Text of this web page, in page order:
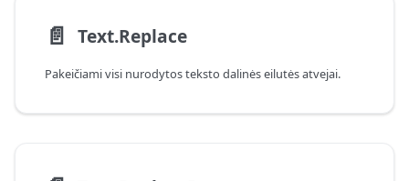
📄️ Text.Replace
Pakeičiami visi nurodytos teksto dalinės eilutės atvejai.